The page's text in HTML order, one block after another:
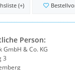
(+)
Person:
GmbH & Co. KG
3